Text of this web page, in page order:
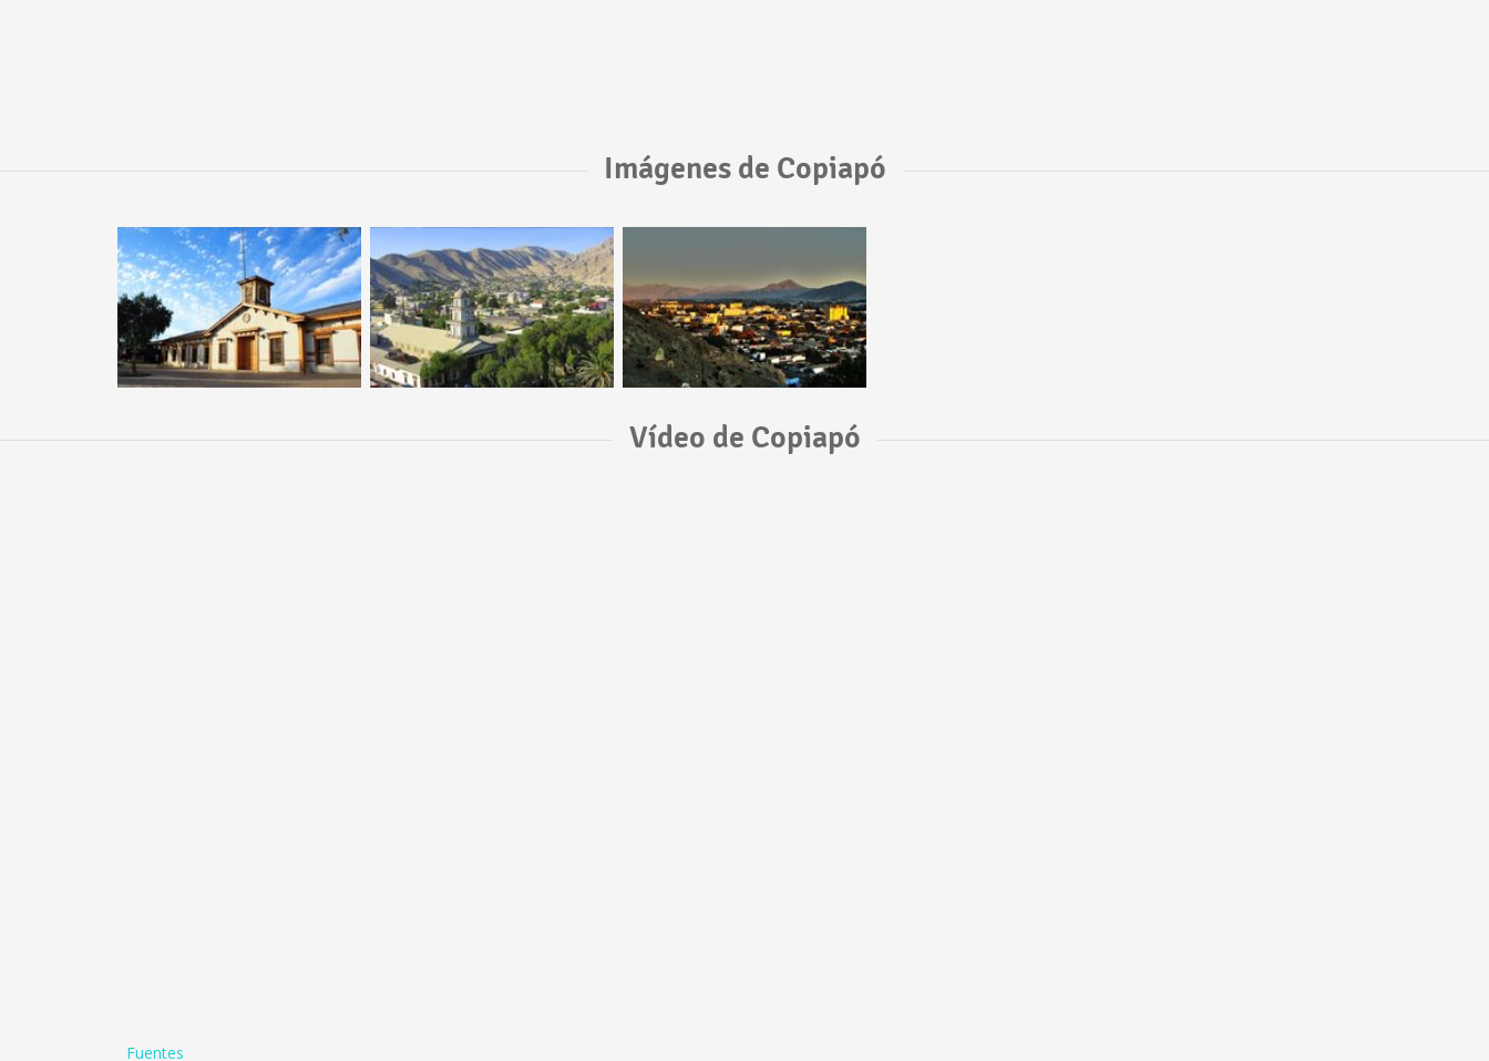
Imágenes de Copiapó
Vídeo de Copiapó
Fuentes